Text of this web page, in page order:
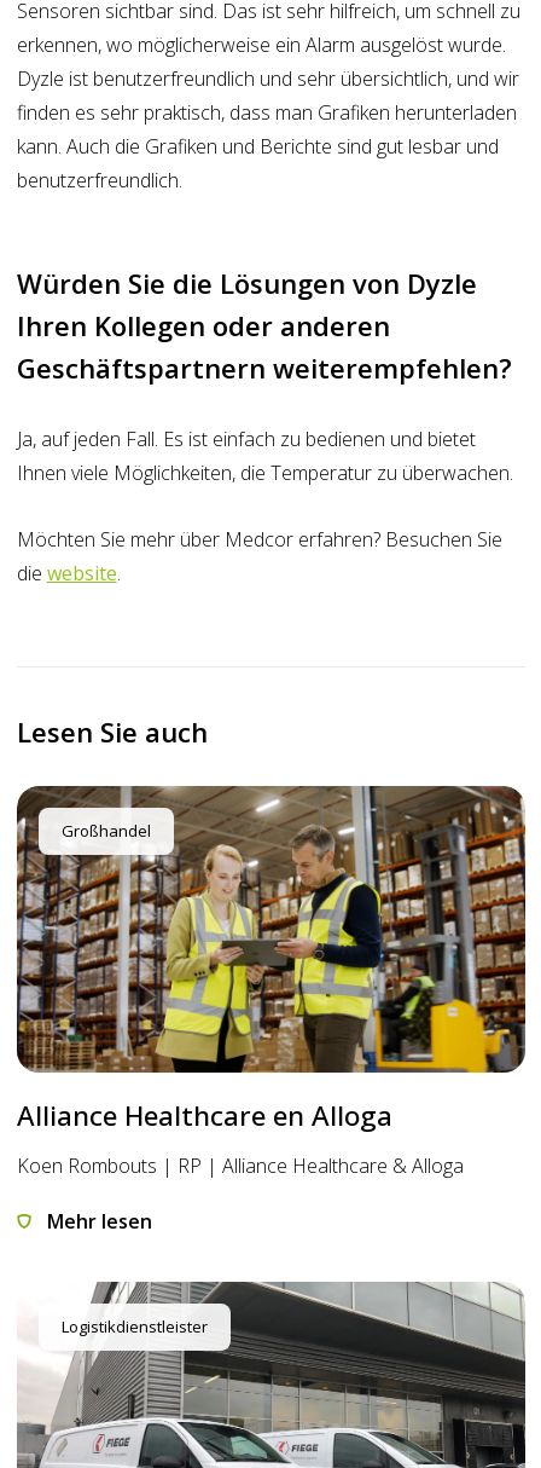
Sensoren sichtbar sind. Das ist sehr hilfreich, um schnell zu
erkennen, wo möglicherweise ein Alarm ausgelöst wurde.
Dyzle ist benutzerfreundlich und sehr übersichtlich, und wir
finden es sehr praktisch, dass man Grafiken herunterladen
kann. Auch die Grafiken und Berichte sind gut lesbar und
benutzerfreundlich.
Würden Sie die Lösungen von Dyzle
Ihren Kollegen oder anderen
Geschäftspartnern weiterempfehlen?
Ja, auf jeden Fall. Es ist einfach zu bedienen und bietet
Ihnen viele Möglichkeiten, die Temperatur zu überwachen.
Möchten Sie mehr über Medcor erfahren? Besuchen Sie
die website.
Lesen Sie auch
Großhandel
Alliance Healthcare en Alloga
Koen Rombouts | RP | Alliance Healthcare & Alloga
Mehr lesen
Logistikdienstleister